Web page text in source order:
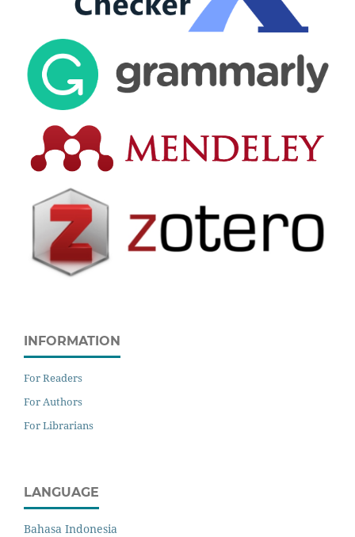
INFORMATION
For Readers
For Authors
For Librarians
LANGUAGE
Bahasa Indonesia